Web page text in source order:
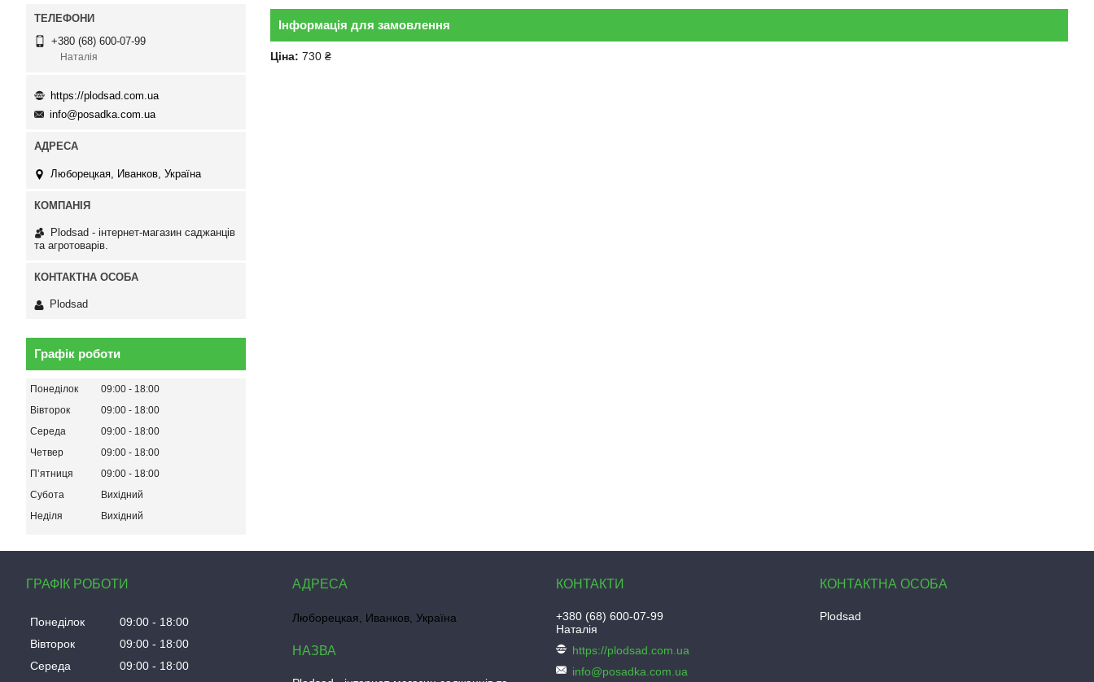
Інформація для замовлення
Ціна: 730 ₴
+380 (68) 600-07-99
Наталія
https://plodsad.com.ua
info@posadka.com.ua
Люборецкая, Иванков, Україна
Plodsad - інтернет-магазин саджанців
та агротоварів.
Plodsad
Графік роботи
Понеділок 09:00
18:00
Вівторок
09:00
18:00
Середа
09:00
18:00
Четвер
09:00
18:00
Пʼятниця
09:00
18:00
Субота
Вихідний
Неділя
Вихідний
ГРАФІК РОБОТИ
Понеділок 09:00
18:00
Вівторок
09:00
18:00
Середа
09:00
18:00
Люборецкая, Иванков, Україна
+380 (68) 600-07-99
Наталія
https://plodsad.com.ua
info@posadka.com.ua
Plodsad